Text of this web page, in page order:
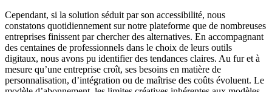
Cependant, si la solution séduit par son accessibilité, nous
constatons quotidiennement sur notre plateforme que de nombreuses
entreprises finissent par chercher des alternatives. En accompagnant
des centaines de professionnels dans le choix de leurs outils
digitaux, nous avons pu identifier des tendances claires. Au fur et à
mesure qu’une entreprise croît, ses besoins en matière de
personnalisation, d’intégration ou de maîtrise des coûts évoluent. Le